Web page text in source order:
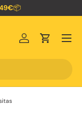
📦
Iniciar sesión
Carrito
Menú